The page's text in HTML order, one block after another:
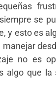
se
y esto es
no es
algo que la